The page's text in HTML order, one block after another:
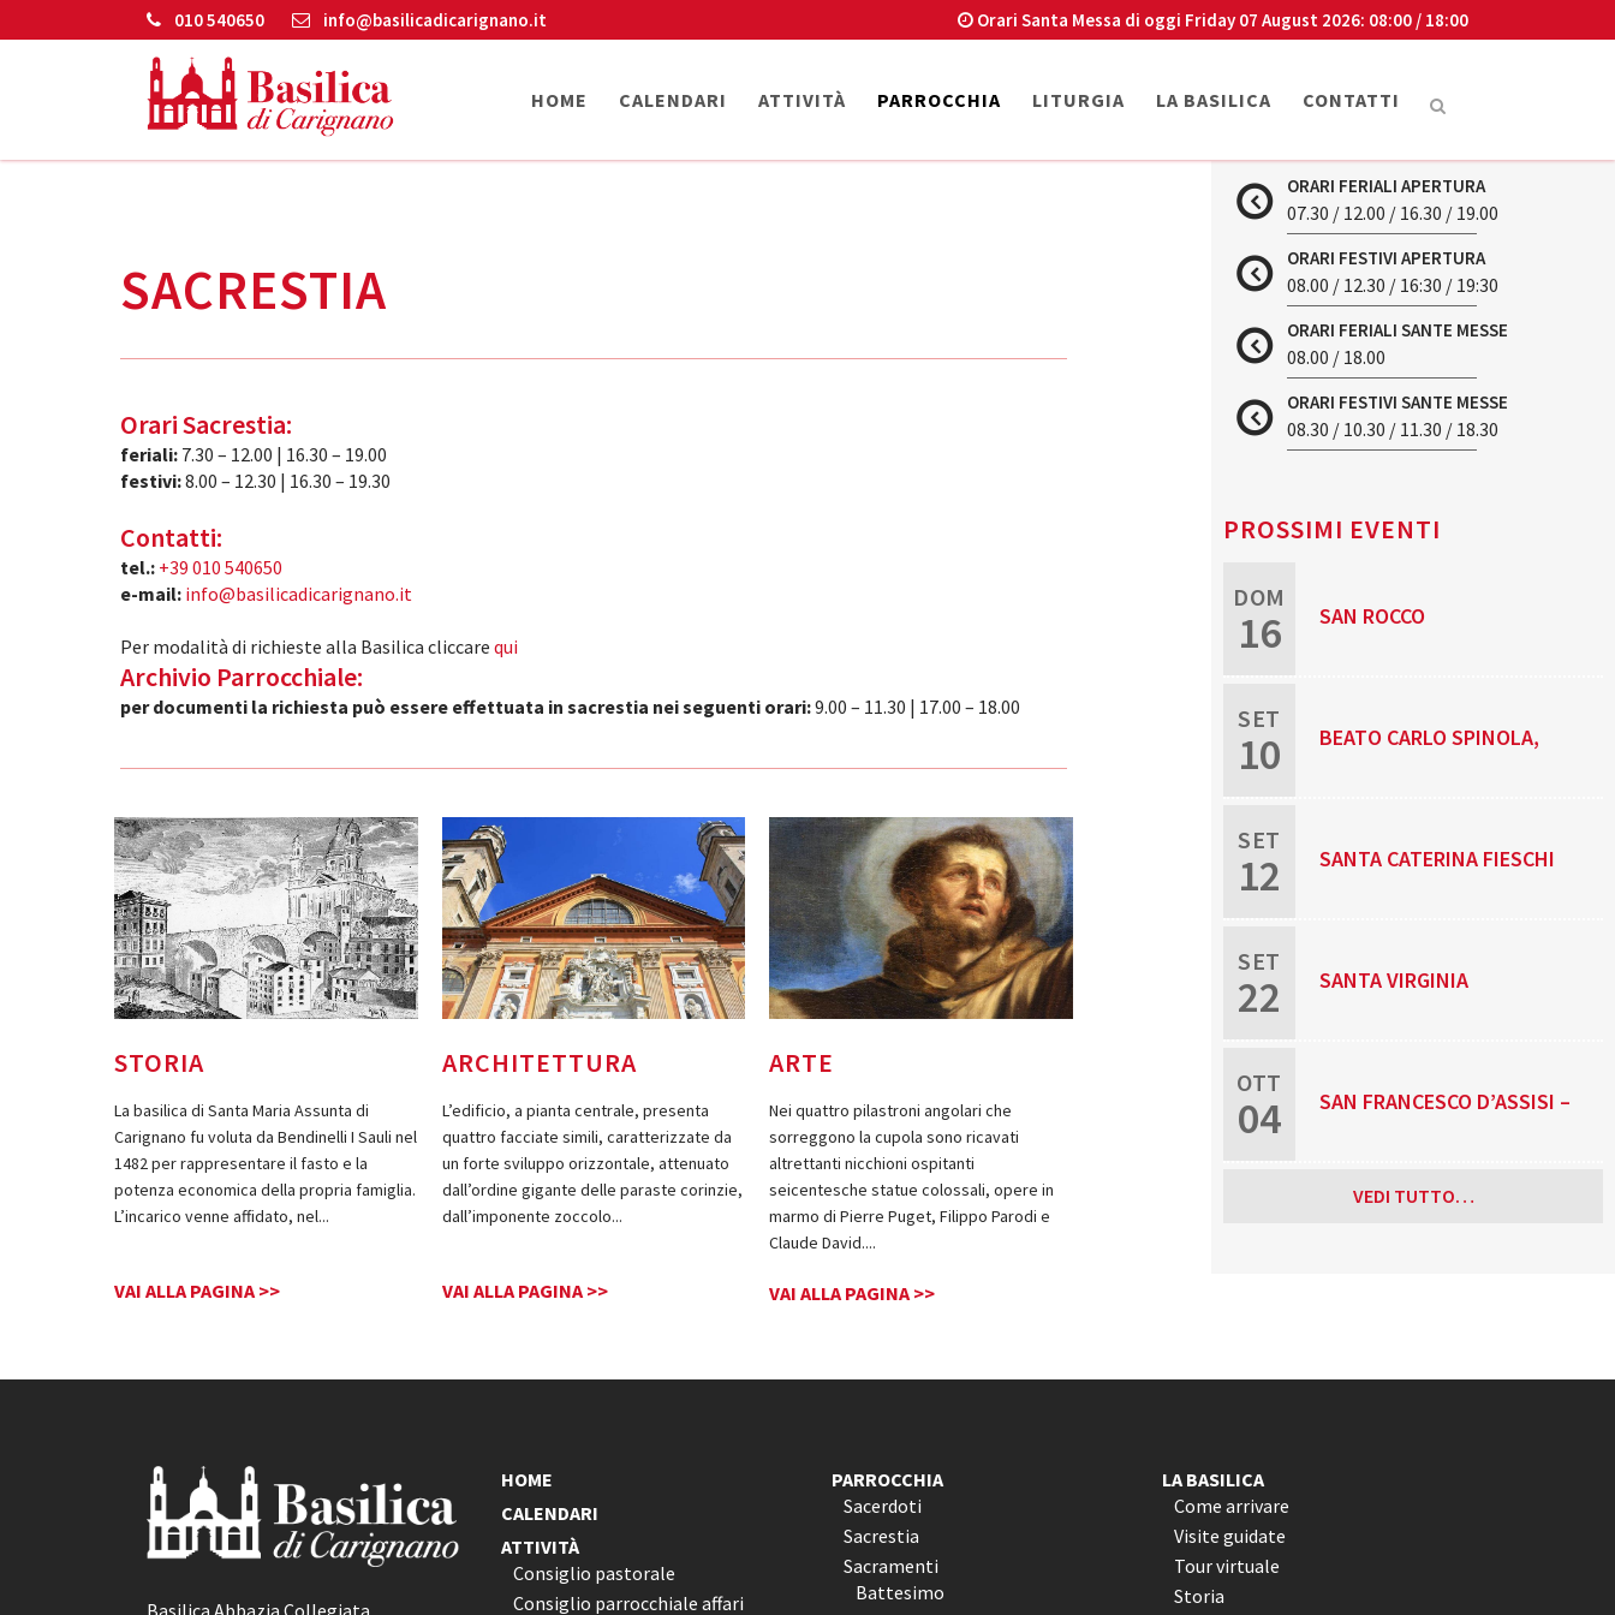
010 540650 info@basilicadicarignano.it Orari Santa Messa di oggi Friday 07 August 2026: 08:00 / 18:00
HOME CALENDARI ATTIVITÀ PARROCCHIA LITURGIA LA BASILICA CONTATTI
SACRESTIA
Orari Sacrestia:
feriali: 7.30 – 12.00 | 16.30 – 19.00
festivi:8.00 – 12.30 | 16.30 – 19.30
Contatti:
tel.: +39 010 540650
e-mail: info@basilicadicarignano.it
Per modalità di richieste alla Basilica cliccare qui
Archivio Parrocchiale:
per documenti la richiesta può essere effettuata in sacrestia nei seguenti orari:9.00 – 11.30 | 17.00 – 18.00
STORIA
La basilica di Santa Maria Assunta di
Carignano fu voluta da Bendinelli I Sauli nel
1482 per rappresentare il fasto e la
potenza economica della propria famiglia.
L’incarico venne affidato, nel...
VAI ALLA PAGINA >>
ARCHITETTURA
L’edificio, a pianta centrale, presenta
quattro facciate simili, caratterizzate da
un forte sviluppo orizzontale, attenuato
dall’ordine gigante delle paraste corinzie,
dall’imponente zoccolo...
VAI ALLA PAGINA >>
ARTE
Nei quattro pilastroni angolari che
sorreggono la cupola sono ricavati
altrettanti nicchioni ospitanti
seicentesche statue colossali, opere in
marmo di Pierre Puget, Filippo Parodi e
Claude David....
VAI ALLA PAGINA >>
ORARI FERIALI APERTURA
07.30 / 12.00 / 16.30 / 19.00
ORARI FESTIVI APERTURA
08.00 / 12.30 / 16:30 / 19:30
ORARI FERIALI SANTE MESSE
08.00 / 18.00
ORARI FESTIVI SANTE MESSE
08.30 / 10.30 / 11.30 / 18.30
PROSSIMI EVENTI
DOM
16 SAN ROCCO
SET
10 BEATO CARLO SPINOLA,
SET
12 SANTA CATERINA FIESCHI
SET
22 SANTA VIRGINIA
OTT
04 SAN FRANCESCO D’ASSISI –
PATRONO D’ITALIA
VEDI TUTTO…
Basilica Abbazia Collegiata
HOME
CALENDARI
ATTIVITÀ
Consiglio pastorale
Consiglio parrocchiale affari
PARROCCHIA
Sacerdoti
Sacrestia
Sacramenti
Battesimo
LA BASILICA
Come arrivare
Visite guidate
Tour virtuale
Storia